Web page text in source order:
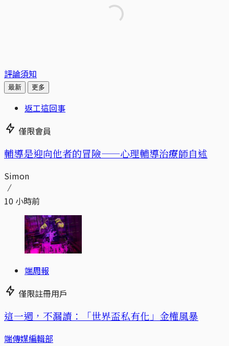
評論須知
最新 更多
返工這回事
僅限會員
輔導是迎向他者的冒險——心理輔導治療師自述
Simon
10 小時前
端周報
僅限註冊用戶
這一週，不漏讀：「世界盃私有化」金權風暴
端傳媒編輯部